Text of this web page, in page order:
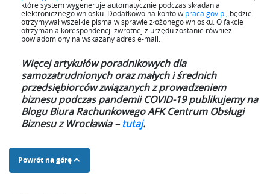
które system wygeneruje automatycznie podczas składania
elektronicznego wniosku. Dodatkowo na konto w praca.gov.pl , będzie
otrzymywał wszelkie pisma w sprawie złożonego wniosku. O fakcie
otrzymania korespondencji zwrotnej z urzędu zostanie również
powiadomiony na wskazany adres e-mail.
Więcej artykułów poradnikowych dla
samozatrudnionych oraz małych i średnich
przedsiębiorców związanych z prowadzeniem
biznesu podczas pandemii COVID-19 publikujemy na
Blogu Biura Rachunkowego AFK Centrum Obsługi
Biznesu z Wrocławia –tutaj.
Powrót na górę